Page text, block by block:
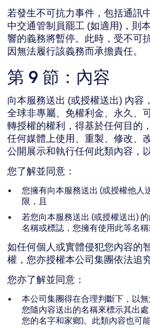
若發生不可抗力事件，包括通訊
中交通管制員罷工 (如適用)，則
響的義務將暫停。此時，受不可
因無法履行該義務而承擔責任。
第 9 節：內容
向本服務送出 (或授權送出) 內容
全球非專屬、免權利金、永久、
轉授權的權利，得基於任何目的
任何媒體上使用、重製、修改、
公開展示和執行任何此類內容，
您了解並同意：
您擁有向本服務送出 (或授權他人
限，且
若您向本服務送出 (或授權送出)
名稱或標誌，您擁有使用此等名稱
如任何個人或實體侵犯您內容的
權，您亦授權本公司集團依法追
您亦了解並同意：
本公司集團得在合理判斷下，以
您隨內容送出的名稱來標示其出
您的名字和家鄉)。此類內容也可